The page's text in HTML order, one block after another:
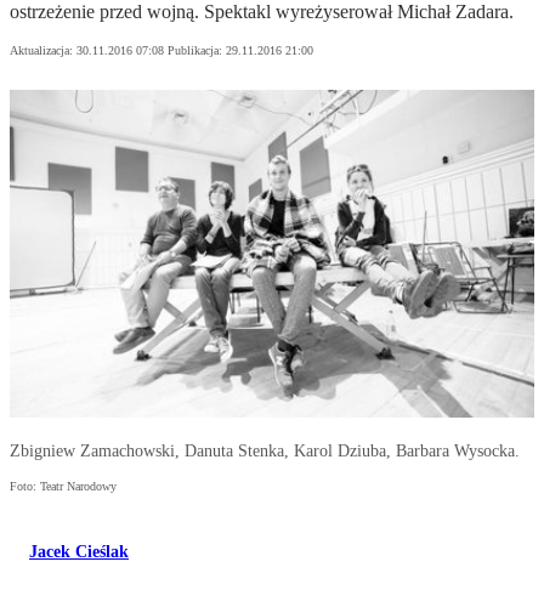
ostrzeżenie przed wojną. Spektakl wyreżyserował Michał Zadara.
Aktualizacja: 30.11.2016 07:08 Publikacja: 29.11.2016 21:00
Zbigniew Zamachowski, Danuta Stenka, Karol Dziuba, Barbara Wysocka.
Foto: Teatr Narodowy
Jacek Cieślak